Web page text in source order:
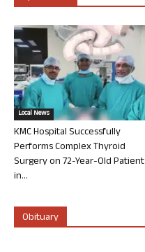
Local News
KMC Hospital Successfully
Performs Complex Thyroid
Surgery on 72-Year-Old Patient
in...
Obituary